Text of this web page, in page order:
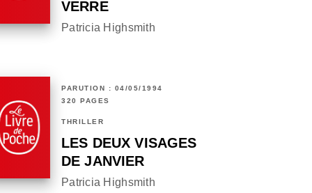
VERRE
Patricia Highsmith
PARUTION : 04/05/1994
320 PAGES
THRILLER
LES DEUX VISAGES
DE JANVIER
Patricia Highsmith